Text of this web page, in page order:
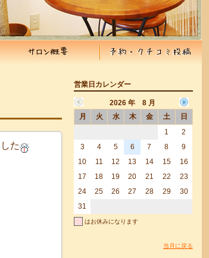
た
営業日カレンダー
2026 年 8 月
月
火 水 木 金 土
日
1
2
3
4 5 6 7 8
9
10
11 12 13 14 15
16
17
18 19 20 21 22
23
24
25 26 27 28 29
30
31
はお休みになります
当月に戻る